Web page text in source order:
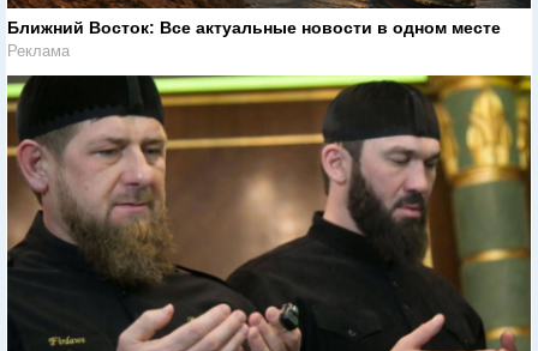
Ближний Восток: Все актуальные новости в одном месте
Реклама